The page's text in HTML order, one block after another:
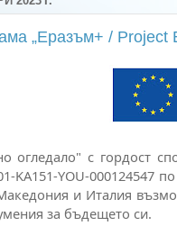
„Еразъм+ /
огледало" с гордост
KA151-YOU-000124547
и Италия
за бъдещето си.